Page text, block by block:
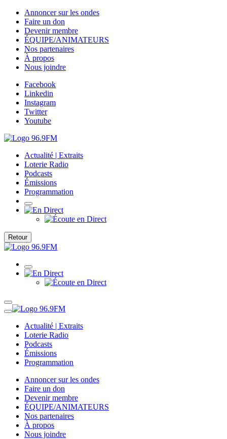
Annoncer sur les ondes
Faire un don
Devenir membre
ÉQUIPE/ANIMATEURS
Nos partenaires
À propos
Nous joindre
Facebook
Linkedin
Instagram
Twitter
Youtube
Actualité | Extraits
Loterie Radio
Podcasts
Émissions
Programmation
Retour
Actualité | Extraits
Loterie Radio
Podcasts
Émissions
Programmation
Annoncer sur les ondes
Faire un don
Devenir membre
ÉQUIPE/ANIMATEURS
Nos partenaires
À propos
Nous joindre